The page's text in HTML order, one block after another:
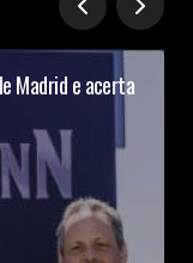
Madrid e acerta